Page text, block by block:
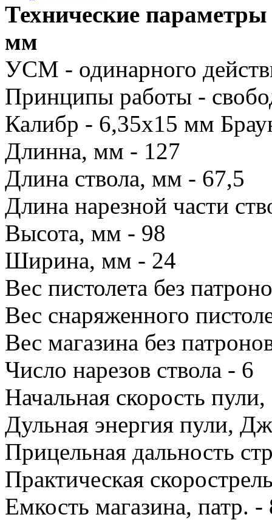
Технические
мм
УСМ - одинарного
Принципы работы -
Калибр - 6,35x15 мм
Длинна, мм - 127
Длина ствола, мм - 67,5
Длина нарезной части
Высота, мм - 98
Ширина, мм - 24
Вес пистолета без
Вес снаряженного
Вес магазина без
Число нарезов ствола - 6
Начальная скорость
Дульная энергия пули,
Прицельная дальность
Практическая
Емкость магазина, патр. -